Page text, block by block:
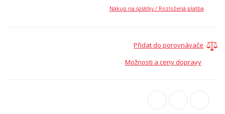
Nákup na splátky / Rozložená platba
Přidat do porovnávače
Možnosti a ceny dopravy